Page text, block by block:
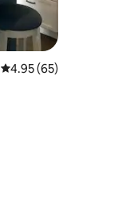
Penarafan purata
4.95 (65)